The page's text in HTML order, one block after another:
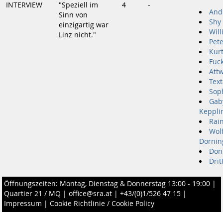
INTERVIEW
"Speziell im
Sinn von
einzigartig war
Linz nicht."
4 -
Shy
Öffnungszeiten: Montag, Dienstag & Donnerstag 13:00 - 19:00 |
Quartier 21 / MQ | office@sra.at | +43/(0)1/526 47 15 |
Impressum | Cookie Richtlinie / Cookie Policy